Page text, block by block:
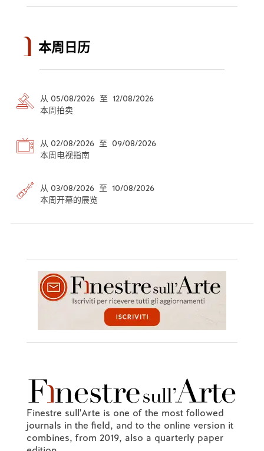
本周日历
从 05/08/2026 至 12/08/2026
本周拍卖
从 02/08/2026 至 09/08/2026
本周电视指南
从 03/08/2026 至 10/08/2026
本周开幕的展览
Finestre sull'Arte is one of the most followed
journals in the field, and to the online version it
combines, from 2019, also a quarterly paper